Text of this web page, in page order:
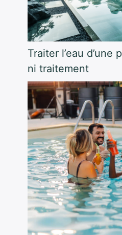
Traiter l’eau d’une
ni traitement